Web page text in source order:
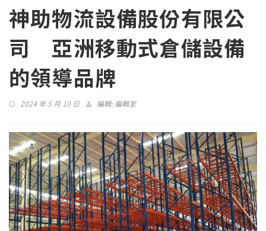
神助物流設備股份有限公
司 亞洲移動式倉儲設備
的領導品牌
2024 年 5 月 10 日 編輯:編輯室